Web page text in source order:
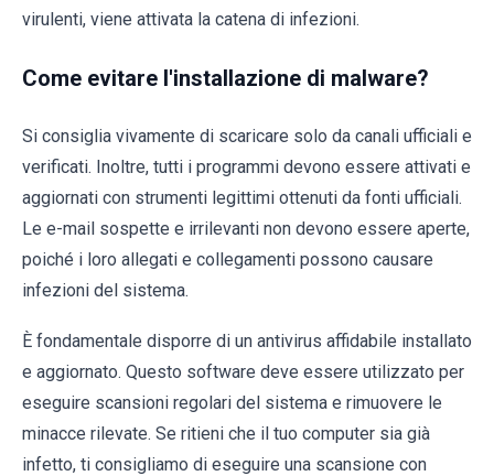
virulenti, viene attivata la catena di infezioni.
Come evitare l'installazione di malware?
Si consiglia vivamente di scaricare solo da canali ufficiali e
verificati. Inoltre, tutti i programmi devono essere attivati e
aggiornati con strumenti legittimi ottenuti da fonti ufficiali.
Le e-mail sospette e irrilevanti non devono essere aperte,
poiché i loro allegati e collegamenti possono causare
infezioni del sistema.
È fondamentale disporre di un antivirus affidabile installato
e aggiornato. Questo software deve essere utilizzato per
eseguire scansioni regolari del sistema e rimuovere le
minacce rilevate. Se ritieni che il tuo computer sia già
infetto, ti consigliamo di eseguire una scansione con